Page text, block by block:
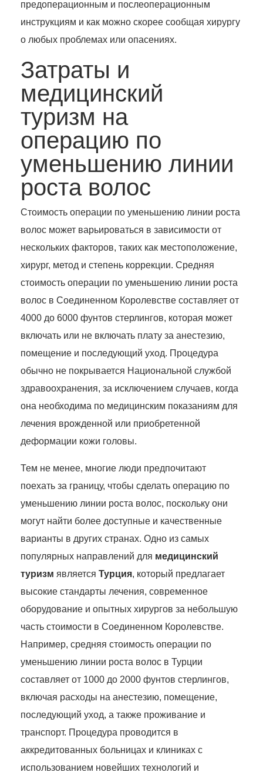
предоперационным и послеоперационным
инструкциям и как можно скорее сообщая хирургу
о любых проблемах или опасениях.
Затраты и
медицинский
туризм на
операцию по
уменьшению линии
роста волос
Стоимость операции по уменьшению линии роста
волос может варьироваться в зависимости от
нескольких факторов, таких как местоположение,
хирург, метод и степень коррекции. Средняя
стоимость операции по уменьшению линии роста
волос в Соединенном Королевстве составляет от
4000 до 6000 фунтов стерлингов, которая может
включать или не включать плату за анестезию,
помещение и последующий уход. Процедура
обычно не покрывается Национальной службой
здравоохранения, за исключением случаев, когда
она необходима по медицинским показаниям для
лечения врожденной или приобретенной
деформации кожи головы.
Тем не менее, многие люди предпочитают
поехать за границу, чтобы сделать операцию по
уменьшению линии роста волос, поскольку они
могут найти более доступные и качественные
варианты в других странах. Одно из самых
популярных направлений для медицинский
туризм является Турция, который предлагает
высокие стандарты лечения, современное
оборудование и опытных хирургов за небольшую
часть стоимости в Соединенном Королевстве.
Например, средняя стоимость операции по
уменьшению линии роста волос в Турции
составляет от 1000 до 2000 фунтов стерлингов,
включая расходы на анестезию, помещение,
последующий уход, а также проживание и
транспорт. Процедура проводится в
аккредитованных больницах и клиниках с
использованием новейших технологий и